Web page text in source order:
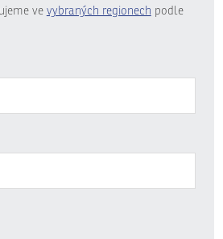
ve vybraných regionech podle